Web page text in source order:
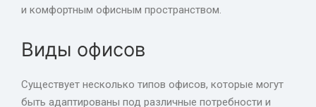
и комфортным офисным пространством.
Виды офисов
Существует несколько типов офисов, которые могут
быть адаптированы под различные потребности и